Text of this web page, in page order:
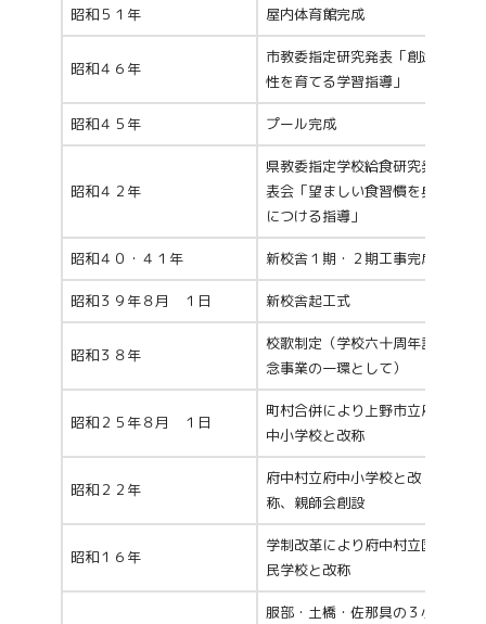
昭和５１年 屋内体育館完成
昭和４６年
市教委指定研究発表「創造
性を育てる学習指導」
昭和４５年 プール完成
昭和４２年
県教委指定学校給食研究発
表会「望ましい食習慣を身
につける指導」
昭和４０・４１年 新校舎１期・２期工事完成
昭和３９年８月 １日 新校舎起工式
昭和３８年
校歌制定（学校六十周年記
念事業の一環として）
昭和２５年８月 １日
町村合併により上野市立府
中小学校と改称
昭和２２年
府中村立府中小学校と改
称、親師会創設
昭和１６年
学制改革により府中村立国
民学校と改称
服部・土橋・佐那具の３小